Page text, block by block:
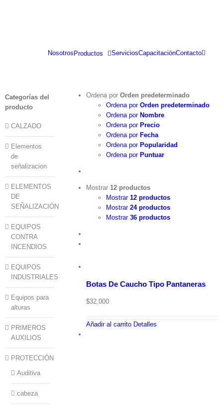
NosotrosProductos ServiciosCapacitaciónContacto
Ordena porOrden predeterminado
Ordena porOrden predeterminado
Ordena por Nombre
Ordena por Precio
Ordena por Fecha
Ordena por Popularidad
Ordena por Puntuar
Mostrar12 productos
Mostrar12 productos
Mostrar24 productos
Mostrar36 productos
Botas De Caucho Tipo Pantaneras
$32,000
Añadir al carrito Detalles
Categorías del
producto
CALZADO
Elementos
de
señalizacion
ELEMENTOS
DE
SEÑALIZACIÓN
EQUIPOS
CONTRA
INCENDIOS
EQUIPOS
INDUSTRIALES
Equipos para
alturas
PRIMEROS
AUXILIOS
PROTECCIÓN
Auditiva
cabeza